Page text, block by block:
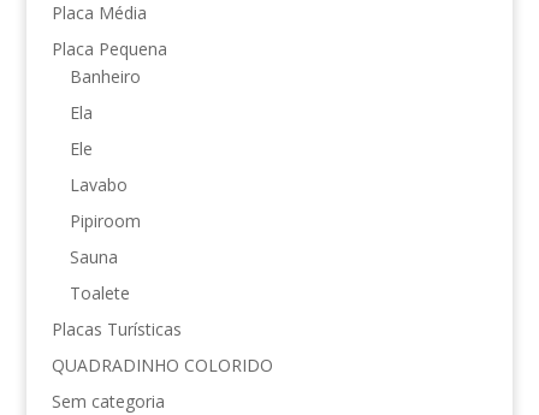
Placa Média
Placa Pequena
Banheiro
Ela
Ele
Lavabo
Pipiroom
Sauna
Toalete
Placas Turísticas
QUADRADINHO COLORIDO
Sem categoria